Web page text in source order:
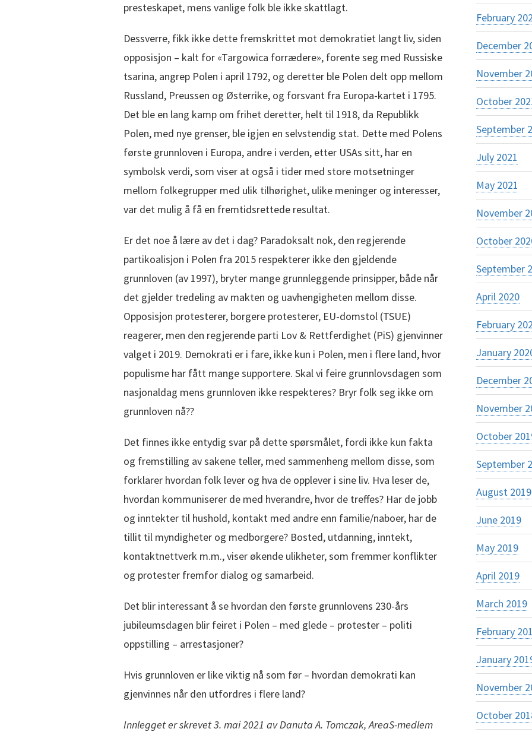
presteskapet, mens vanlige folk ble ikke skattlagt.
Dessverre, fikk ikke dette fremskrittet mot demokratiet langt liv, siden
opposisjon – kalt for «Targowica forrædere», forente seg med Russiske
tsarina, angrep Polen i april 1792, og deretter ble Polen delt opp mellom
Russland, Preussen og Østerrike, og forsvant fra Europa-kartet i 1795.
Det ble en lang kamp om frihet deretter, helt til 1918, da Republikk
Polen, med nye grenser, ble igjen en selvstendig stat. Dette med Polens
første grunnloven i Europa, andre i verden, etter USAs sitt, har en
symbolsk verdi, som viser at også i tider med store motsetninger
mellom folkegrupper med ulik tilhørighet, ulike meninger og interesser,
var det mulig å få en fremtidsrettede resultat.
Er det noe å lære av det i dag? Paradoksalt nok, den regjerende
partikoalisjon i Polen fra 2015 respekterer ikke den gjeldende
grunnloven (av 1997), bryter mange grunnleggende prinsipper, både når
det gjelder tredeling av makten og uavhengigheten mellom disse.
Opposisjon protesterer, borgere protesterer, EU-domstol (TSUE)
reagerer, men den regjerende parti Lov & Rettferdighet (PiS) gjenvinner
valget i 2019. Demokrati er i fare, ikke kun i Polen, men i flere land, hvor
populisme har fått mange supportere. Skal vi feire grunnlovsdagen som
nasjonaldag mens grunnloven ikke respekteres? Bryr folk seg ikke om
grunnloven nå??
Det finnes ikke entydig svar på dette spørsmålet, fordi ikke kun fakta
og fremstilling av sakene teller, med sammenheng mellom disse, som
forklarer hvordan folk lever og hva de opplever i sine liv. Hva leser de,
hvordan kommuniserer de med hverandre, hvor de treffes? Har de jobb
og inntekter til hushold, kontakt med andre enn familie/naboer, har de
tillit til myndigheter og medborgere? Bosted, utdanning, inntekt,
kontaktnettverk m.m., viser økende ulikheter, som fremmer konflikter
og protester fremfor dialog og samarbeid.
Det blir interessant å se hvordan den første grunnlovens 230-års
jubileumsdagen blir feiret i Polen – med glede – protester – politi
oppstilling – arrestasjoner?
Hvis grunnloven er like viktig nå som før – hvordan demokrati kan
gjenvinnes når den utfordres i flere land?
Innlegget er skrevet 3. mai 2021 av Danuta A. Tomczak, AreaS-medlem
February
December
November
October
September
July 2021
May 2021
November
October
September
April 2020
February
January
December
November
October
September
August 2019
June 2019
May 2019
April 2019
March 2019
February
January
November
October